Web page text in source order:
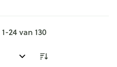
1-24van 130